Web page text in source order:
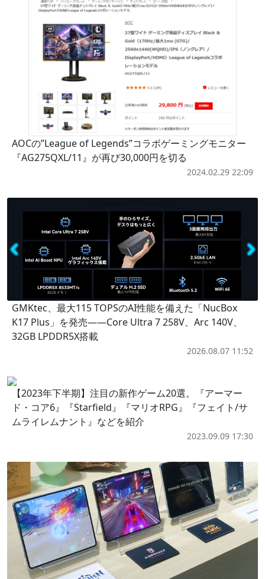
AOCの”League of Legends”コラボゲーミングモニター
『AG275QXL/11』が再び30,000円を切る
2024.02.29 22:09
GMKtec、最大115 TOPSのAI性能を備えた「NucBox
K17 Plus」を発売――Core Ultra 7 258V、Arc 140V、
32GB LPDDR5X搭載
2026.08.07 11:52
【2023年下半期】注目の新作ゲーム20選。『アーマー
ド・コア6』『Starfield』『マリオRPG』『フェイト/サ
ムライレムナント』などを紹介
2023.09.09 17:30